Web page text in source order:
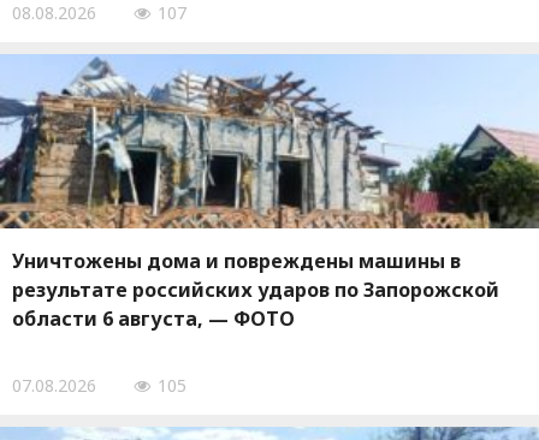
08.08.2026 107
Уничтожены дома и повреждены машины в
результате российских ударов по Запорожской
области 6 августа, — ФОТО
07.08.2026 105